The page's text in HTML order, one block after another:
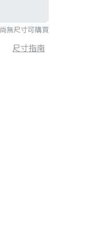
尚無尺寸可購買
尺寸指南